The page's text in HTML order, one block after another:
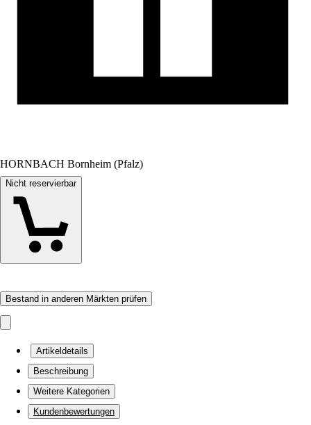
HORNBACH Bornheim (Pfalz)
Nicht reservierbar
Bestand in anderen Märkten prüfen
Artikeldetails
Beschreibung
Weitere Kategorien
Kundenbewertungen